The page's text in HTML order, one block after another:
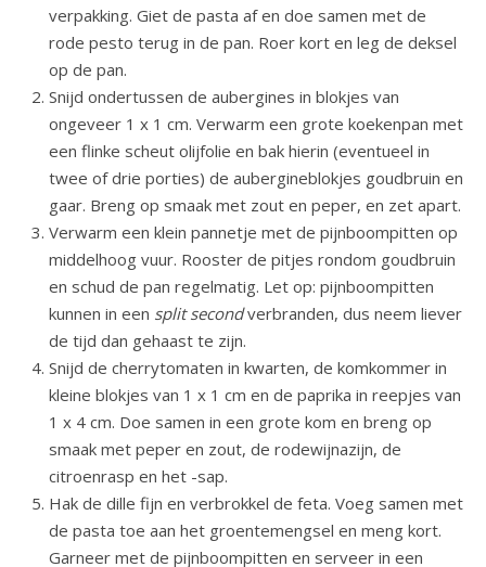
verpakking. Giet de pasta af en doe samen met de
rode pesto terug in de pan. Roer kort en leg de deksel
op de pan.
Snijd ondertussen de aubergines in blokjes van
ongeveer 1 x 1 cm. Verwarm een grote koekenpan met
een flinke scheut olijfolie en bak hierin (eventueel in
twee of drie porties) de aubergineblokjes goudbruin en
gaar. Breng op smaak met zout en peper, en zet apart.
Verwarm een klein pannetje met de pijnboompitten op
middelhoog vuur. Rooster de pitjes rondom goudbruin
en schud de pan regelmatig. Let op: pijnboompitten
kunnen in een split secondverbranden, dus neem liever
de tijd dan gehaast te zijn.
Snijd de cherrytomaten in kwarten, de komkommer in
kleine blokjes van 1 x 1 cm en de paprika in reepjes van
1 x 4 cm. Doe samen in een grote kom en breng op
smaak met peper en zout, de rodewijnazijn, de
citroenrasp en het -sap.
Hak de dille fijn en verbrokkel de feta. Voeg samen met
de pasta toe aan het groentemengsel en meng kort.
Garneer met de pijnboompitten en serveer in een